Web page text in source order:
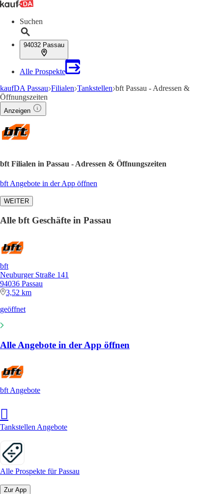
Suchen
94032 Passau
Alle Prospekte
kaufDA Passau Filialen Tankstellen bft Passau - Adressen &
Öffnungszeiten
Anzeigen
bft Filialen in Passau - Adressen & Öffnungszeiten
bft Angebote in der App öffnen
WEITER
Alle bft Geschäfte in Passau
bft
Neuburger Straße 141
94036 Passau
3,52 km
geöffnet
Alle Angebote in der App öffnen
bft Angebote
Tankstellen Angebote
Alle Prospekte für Passau
Zur App